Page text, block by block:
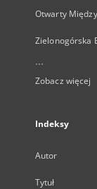
Otwarty
Zielonogórska
...
Zobacz więcej
Indeksy
Autor
Tytuł